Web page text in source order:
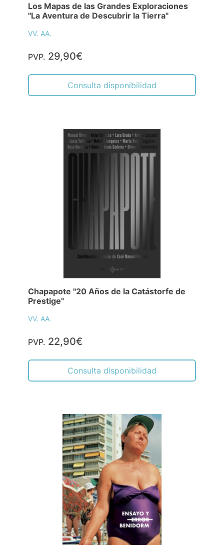
Los Mapas de las Grandes Exploraciones
"La Aventura de Descubrir la Tierra"
VV. AA.
PVP. 29,90€
Consulta disponibilidad
Chapapote "20 Años de la Catástorfe de
Prestige"
VV. AA.
PVP. 22,90€
Consulta disponibilidad